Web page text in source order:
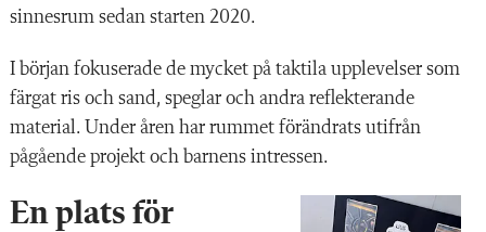
sinnesrum sedan starten 2020.
I början fokuserade de mycket på taktila upplevelser som
färgat ris och sand, speglar och andra reflekterande
material. Under åren har rummet förändrats utifrån
pågående projekt och barnens intressen.
En plats för